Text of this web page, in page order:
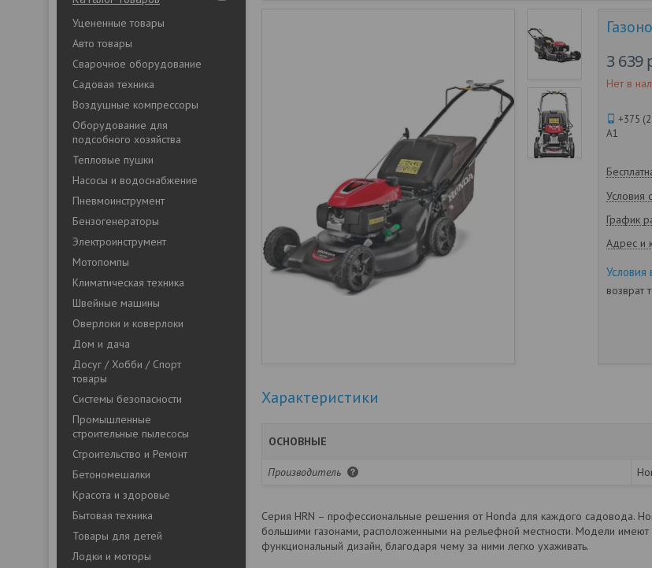
Уцененные товары
Авто товары
Сварочное оборудование
Садовая техника
Воздушные компрессоры
Оборудование для
подсобного хозяйства
Тепловые пушки
Насосы и водоснабжение
Пневмоинструмент
Бензогенераторы
Электроинструмент
Мотопомпы
Климатическая техника
Швейные машины
Оверлоки и коверлоки
Дом и дача
Досуг / Хобби / Спорт
товары
Системы безопасности
Промышленные
строительные пылесосы
Строительство и Ремонт
Бетономешалки
Красота и здоровье
Бытовая техника
Товары для детей
Лодки и моторы
3 639
Нет в
+375
А1
Условия
График
Адрес и
возврат
Характеристики
ОСНОВНЫЕ
Производитель
Серия HRN – профессиональные решения от Honda для каждого садовода.
большими газонами, расположенными на рельефной местности. Модели
функциональный дизайн, благодаря чему за ними легко ухаживать.